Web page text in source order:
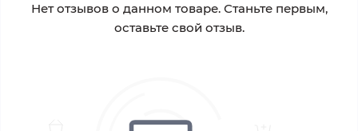
Нет отзывов о данном товаре. Станьте первым,
оставьте свой отзыв.